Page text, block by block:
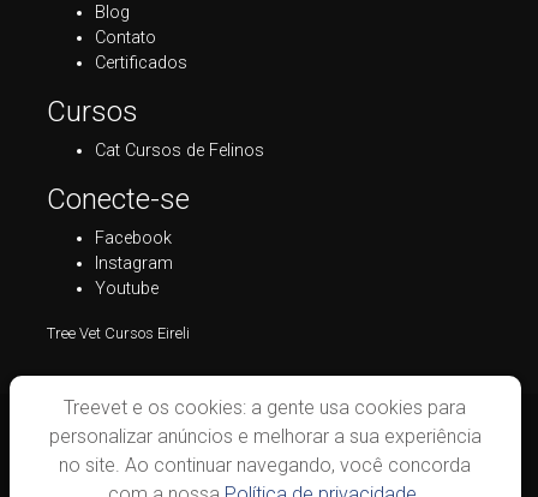
Blog
Contato
Certificados
Cursos
Cat Cursos de Felinos
Conecte-se
Facebook
Instagram
Youtube
Tree Vet Cursos Eireli
Treevet e os cookies: a gente usa cookies para
personalizar anúncios e melhorar a sua experiência
no site. Ao continuar navegando, você concorda